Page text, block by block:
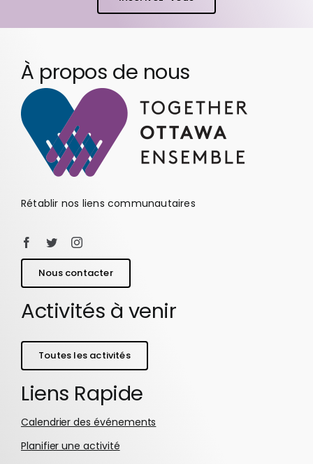
À propos de nous
Rétablir nos liens communautaires
Nous contacter
Activités à venir
Toutes les activités
Liens Rapide
Calendrier des événements
Planifier une activité